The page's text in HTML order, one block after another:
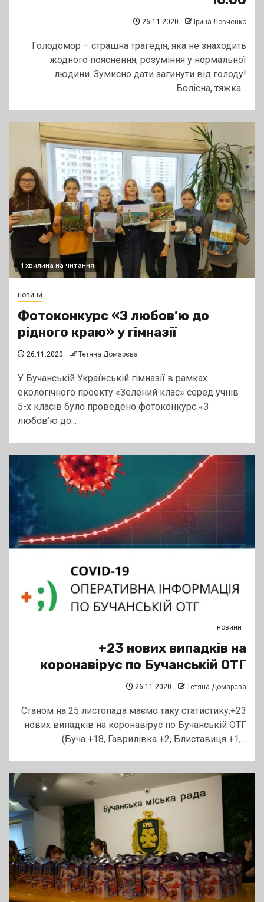
26.11.2020 Ірина Левченко
Голодомор – страшна трагедія, яка не знаходить
жодного пояснення, розуміння у нормальної
людини. Зумисно дати загинути від голоду!
Болісна, тяжка...
1 хвилина на читання
новини
Фотоконкурс «З любов’ю до
рідного краю» у гімназії
26.11.2020 Тетяна Домарєва
У Бучанській Українській гімназії в рамках
екологічного проекту «Зелений клас» серед учнів
5-х класів було проведено фотоконкурс «З
любов’ю до...
новини
+23 нових випадків на
коронавірус по Бучанській ОТГ
26.11.2020 Тетяна Домарєва
Станом на 25 листопада маємо таку статистику:+23
нових випадків на коронавірус по Бучанській ОТГ
(Буча +18, Гаврилівка +2, Блиставиця +1,...